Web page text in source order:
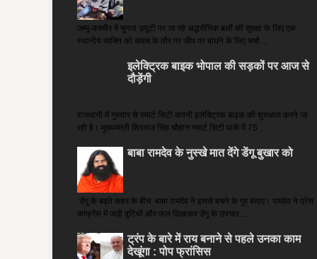
जम्मू-कश्मीर में चुनाव ड्यूटी पर जा रहे अद्धसैनिक बलों की सुरक्षा के लिए एक
स्थानीय व्यक्ति को कवच के तौर पर जीप पर बांधने के लिए चर्चा ...
इलेक्ट्रिक बाइक भोपाल की सड़कों पर आज से
दौड़ेंगी
राजधानी में गुरुवार से स्मार्ट सिटी कंपनी इलेक्ट्रिक बाइक की शुरुआत करने जा
रही है। मुख्यमंत्री शिवराज सिंह चौहान स्मार्ट सिटी पार्क में 75 ...
बाबा रामदेव के नुस्खे मात देंगे डेंगू बुखार को
डेंगू के बढ़ते कहर के बीच बाबा रामदेव ने इससे बचने के गुर बताए। रामदेव ने प्रेस
कांफ्रेंस में जड़ी बूटियों और फल दिखाकर डेंगू के उपचार...
ट्रंप के बारे में राय बनाने से पहले उनका काम
देखूंगा : पोप फ्रांसिस